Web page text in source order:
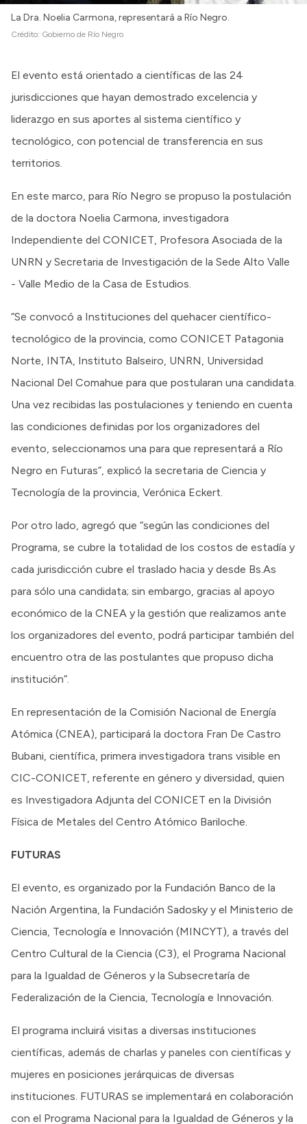
La Dra. Noelia Carmona, representará a Río Negro.
Crédito: Gobierno de Río Negro
El evento está orientado a científicas de las 24
jurisdicciones que hayan demostrado excelencia y
liderazgo en sus aportes al sistema científico y
tecnológico, con potencial de transferencia en sus
territorios.
En este marco, para Río Negro se propuso la postulación
de la doctora Noelia Carmona, investigadora
Independiente del CONICET, Profesora Asociada de la
UNRN y Secretaria de Investigación de la Sede Alto Valle
- Valle Medio de la Casa de Estudios.
“Se convocó a Instituciones del quehacer científico-
tecnológico de la provincia, como CONICET Patagonia
Norte, INTA, Instituto Balseiro, UNRN, Universidad
Nacional Del Comahue para que postularan una candidata.
Una vez recibidas las postulaciones y teniendo en cuenta
las condiciones definidas por los organizadores del
evento, seleccionamos una para que representará a Río
Negro en Futuras”, explicó la secretaria de Ciencia y
Tecnología de la provincia, Verónica Eckert.
Por otro lado, agregó que “según las condiciones del
Programa, se cubre la totalidad de los costos de estadía y
cada jurisdicción cubre el traslado hacia y desde Bs.As
para sólo una candidata; sin embargo, gracias al apoyo
económico de la CNEA y la gestión que realizamos ante
los organizadores del evento, podrá participar también del
encuentro otra de las postulantes que propuso dicha
institución”.
En representación de la Comisión Nacional de Energía
Atómica (CNEA), participará la doctora Fran De Castro
Bubani, científica, primera investigadora trans visible en
CIC-CONICET, referente en género y diversidad, quien
es Investigadora Adjunta del CONICET en la División
Física de Metales del Centro Atómico Bariloche.
FUTURAS
El evento, es organizado por la Fundación Banco de la
Nación Argentina, la Fundación Sadosky y el Ministerio de
Ciencia, Tecnología e Innovación (MINCYT), a través del
Centro Cultural de la Ciencia (C3), el Programa Nacional
para la Igualdad de Géneros y la Subsecretaría de
Federalización de la Ciencia, Tecnología e Innovación.
El programa incluirá visitas a diversas instituciones
científicas, además de charlas y paneles con científicas y
mujeres en posiciones jerárquicas de diversas
instituciones. FUTURAS se implementará en colaboración
con el Programa Nacional para la Igualdad de Géneros y la